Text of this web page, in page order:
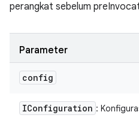
perangkat sebelum
Parameter
config
IConfiguration :